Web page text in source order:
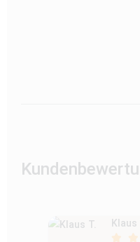
Klaus
 